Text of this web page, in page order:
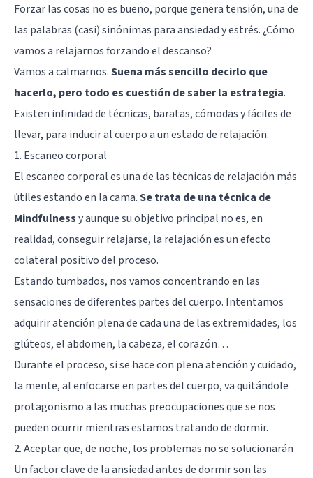
Forzar las cosas no es bueno, porque genera tensión, una de
las palabras (casi) sinónimas para ansiedad y estrés. ¿Cómo
vamos a relajarnos forzando el descanso?
Vamos a calmarnos.Suena más sencillo decirlo que
hacerlo, pero todo es cuestión de saber la estrategia.
Existen infinidad de técnicas, baratas, cómodas y fáciles de
llevar, para inducir al cuerpo a un estado de relajación.
1. Escaneo corporal
El escaneo corporal es una de las técnicas de relajación más
útiles estando en la cama.Se trata de una técnica de
Mindfulnessy aunque su objetivo principal no es, en
realidad, conseguir relajarse, la relajación es un efecto
colateral positivo del proceso.
Estando tumbados, nos vamos concentrando en las
sensaciones de diferentes partes del cuerpo. Intentamos
adquirir atención plena de cada una de las extremidades, los
glúteos, el abdomen, la cabeza, el corazón…
Durante el proceso, si se hace con plena atención y cuidado,
la mente, al enfocarse en partes del cuerpo, va quitándole
protagonismo a las muchas preocupaciones que se nos
pueden ocurrir mientras estamos tratando de dormir.
2. Aceptar que, de noche, los problemas no se solucionarán
Un factor clave de la ansiedad antes de dormir son las